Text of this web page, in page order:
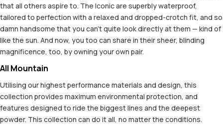
that all others aspire to. The Iconic are superbly waterproof,
tailored to perfection with a relaxed and dropped-crotch fit, and so
damn handsome that you can't quite look directly at them — kind of
like the sun. And now, you too can share in their sheer, blinding
magnificence, too, by owning your own pair.
All Mountain
Utilising our highest performance materials and design, this
collection provides maximum environmental protection, and
features designed to ride the biggest lines and the deepest
powder. This collection can do it all, no matter the conditions.